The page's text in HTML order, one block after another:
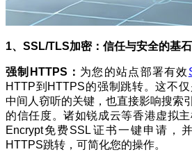
1、 SSL/TLS加密：信任与安全的基石
强制HTTPS ： 为您的站点部署有效
HTTP到HTTPS的强制跳转。这不
中间人窃听的关键，也直接影响搜索
的信任度。诸如锐成云等香港虚拟
Encrypt免费SSL证书一键申请，
HTTPS跳转，可简化您的操作。